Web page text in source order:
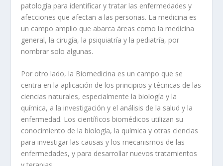
patología para identificar y tratar las enfermedades y
afecciones que afectan a las personas. La medicina es
un campo amplio que abarca áreas como la medicina
general, la cirugía, la psiquiatría y la pediatría, por
nombrar solo algunas.
Por otro lado, la Biomedicina es un campo que se
centra en la aplicación de los principios y técnicas de las
ciencias naturales, especialmente la biología y la
química, a la investigación y el análisis de la salud y la
enfermedad. Los científicos biomédicos utilizan su
conocimiento de la biología, la química y otras ciencias
para investigar las causas y los mecanismos de las
enfermedades, y para desarrollar nuevos tratamientos